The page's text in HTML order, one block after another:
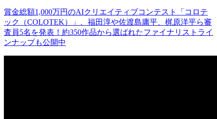
賞金総額1,000万円のAIクリエイティブコンテスト「コロテ
ック（COLOTEK）」、福田淳や佐渡島庸平、梶原洋平ら審
査員5名を発表！約350作品から選ばれたファイナリストライ
ンナップも公開中